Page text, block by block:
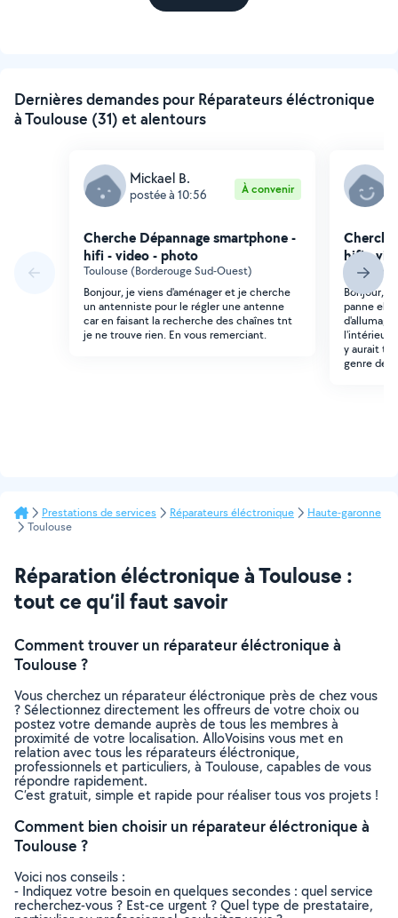
Dernières demandes pour Réparateurs éléctronique
à Toulouse (31) et alentours
Mickael B.
postée à 10:56 À convenir
Cherche Dépannage smartphone -
hifi - video - photo
Toulouse (Borderouge Sud-Ouest)
Bonjour, je viens d'aménager et je cherche
un antenniste pour le régler une antenne
car en faisant la recherche des chaînes tnt
je ne trouve rien. En vous remerciant.
hifi -
Toulouse
Bonjour,
panne elle
l'intérieur
y aurait til
genre de
Prestations de services Réparateurs éléctronique
Haute-garonne
Toulouse
Réparation éléctronique à Toulouse :
tout ce qu’il faut savoir
Comment trouver un réparateur éléctronique à
Toulouse ?
Vous cherchez un réparateur éléctronique près de chez vous
? Sélectionnez directement les offreurs de votre choix ou
postez votre demande auprès de tous les membres à
proximité de votre localisation. AlloVoisins vous met en
relation avec tous les réparateurs éléctronique,
professionnels et particuliers, à Toulouse, capables de vous
répondre rapidement.
C’est gratuit, simple et rapide pour réaliser tous vos projets !
Comment bien choisir un réparateur éléctronique à
Toulouse ?
Voici nos conseils :
- Indiquez votre besoin en quelques secondes : quel service
recherchez-vous ? Est-ce urgent ? Quel type de prestataire,